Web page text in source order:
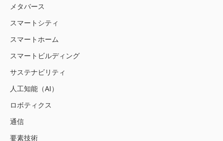
メタバース
スマートシティ
スマートホーム
スマートビルディング
サステナビリティ
人工知能（AI）
ロボティクス
通信
要素技術